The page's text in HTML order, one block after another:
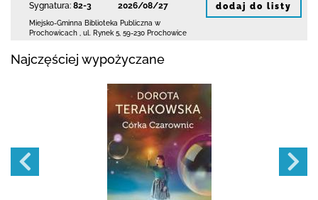
Sygnatura: 82-3
2026/08/27
Miejsko-Gminna Biblioteka Publiczna w
Prochowicach
ul. Rynek 5 59-230 Prochowice
dodaj do listy
Najczęściej wypożyczane